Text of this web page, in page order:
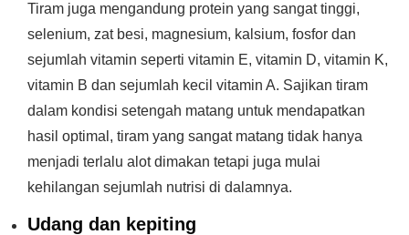
Tiram juga mengandung protein yang sangat tinggi,
selenium, zat besi, magnesium, kalsium, fosfor dan
sejumlah vitamin seperti vitamin E, vitamin D, vitamin K,
vitamin B dan sejumlah kecil vitamin A. Sajikan tiram
dalam kondisi setengah matang untuk mendapatkan
hasil optimal, tiram yang sangat matang tidak hanya
menjadi terlalu alot dimakan tetapi juga mulai
kehilangan sejumlah nutrisi di dalamnya.
Udang dan kepiting